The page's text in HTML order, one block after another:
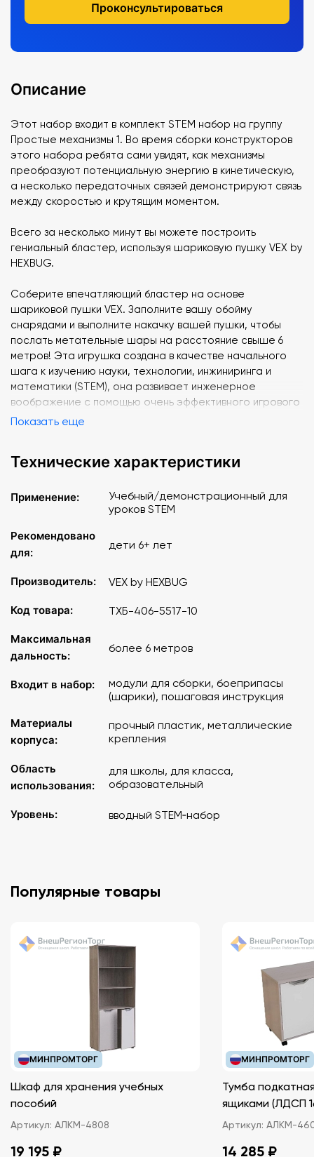
Проконсультироваться
Описание
Этот набор входит в комплект STEM набор на группу
Простые механизмы 1. Во время сборки конструкторов
этого набора ребята сами увидят, как механизмы
преобразуют потенциальную энергию в кинетическую,
а несколько передаточных связей демонстрируют связь
между скоростью и крутящим моментом.
Всего за несколько минут вы можете построить
гениальный бластер, используя шариковую пушку VEX by
HEXBUG.
Соберите впечатляющий бластер на основе
шариковой пушки VEX. Заполните вашу обойму
снарядами и выполните накачку вашей пушки, чтобы
послать метательные шары на расстояние свыше 6
метров! Эта игрушка создана в качестве начального
шага к изучению науки, технологии, инжиниринга и
математики (STEM), она развивает инженерное
воображение с помощью очень эффективного игрового
подхода.
другими наборами VEX by HEXBUG Простые механизмы 1
Возраст 6 лет и старше.
Показать еще
Технические характеристики
Применение:
Учебный/демонстрационный для
уроков STEM
Рекомендовано
для:
дети 6+ лет
Производитель: VEX by HEXBUG
Код товара: ТХБ-406-5517-10
Максимальная
дальность:
более 6 метров
Входит в набор:
модули для сборки, боеприпасы
(шарики), пошаговая инструкция
Материалы
корпуса:
прочный пластик, металлические
крепления
Область
использования:
для школы, для класса,
образовательный
Уровень: вводный STEM‑набор
Популярные товары
МИНПРОМТОРГ
Шкаф для хранения учебных
пособий
Артикул: АЛКМ-4808
19 195 ₽
МИНПРОМТОРГ
Тумба
ящиками
Артикул: АЛКМ-
14 285 ₽